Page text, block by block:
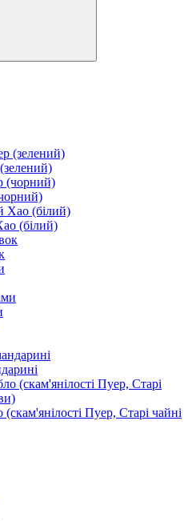
(білий)
(скам'янілості Пуер, Старі чайні